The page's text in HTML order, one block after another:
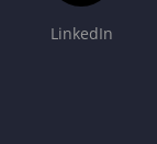
LinkedIn